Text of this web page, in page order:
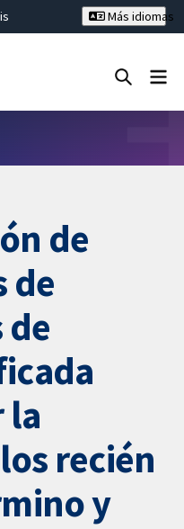
Más idiomas
de
de
la
recién
y